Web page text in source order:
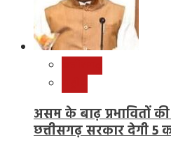
असम के बाढ़ प्रभावितों
छत्तीसगढ़ सरकार देगी 5